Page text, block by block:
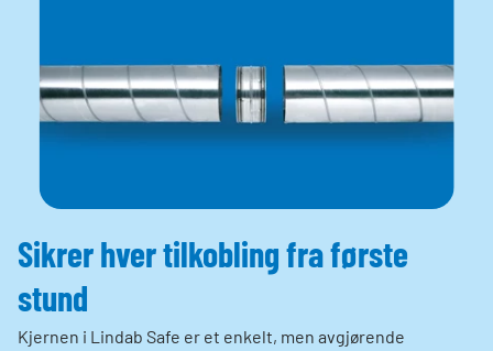
Sikrer hver tilkobling fra første
stund
Kjernen i Lindab Safe er et enkelt, men avgjørende